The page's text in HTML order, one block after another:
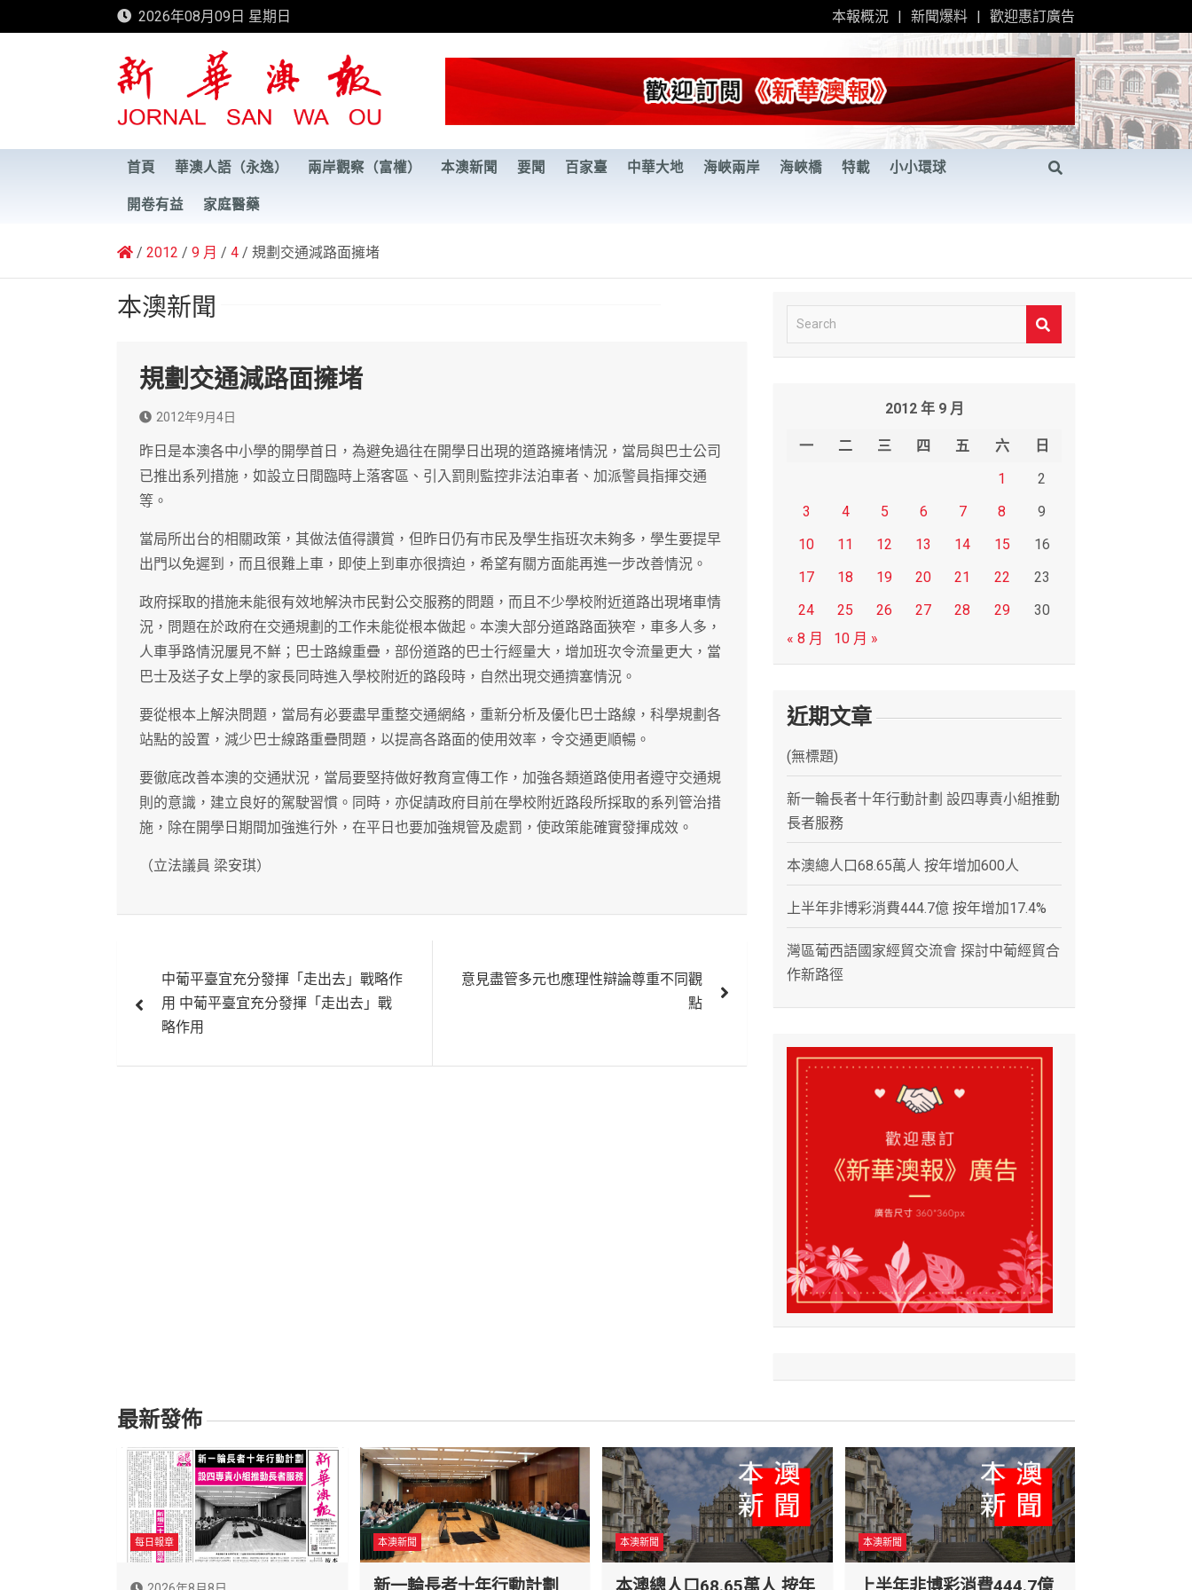
to
2026年08月09日 星期日 本報概況 新聞爆料 歡迎惠訂廣告
新華澳報
首頁 華澳人語（永逸） 兩岸觀察（富權） 本澳新聞 要聞 百家臺 中華大地 海峽兩岸 海峽橋 特載 小小環球
開卷有益 家庭醫藥
2012 9 月 4 規劃交通減路面擁堵
本澳新聞
規劃交通減路面擁堵
2012年9月4日
昨日是本澳各中小學的開學首日，為避免過往在開學日出現的道路擁堵情況，當局與巴士公司
已推出系列措施，如設立日間臨時上落客區、引入罰則監控非法泊車者、加派警員指揮交通
等。
當局所出台的相關政策，其做法值得讚賞，但昨日仍有市民及學生指班次未夠多，學生要提早
出門以免遲到，而且很難上車，即使上到車亦很擠迫，希望有關方面能再進一步改善情況。
政府採取的措施未能很有效地解決市民對公交服務的問題，而且不少學校附近道路出現堵車情
況，問題在於政府在交通規劃的工作未能從根本做起。本澳大部分道路路面狹窄，車多人多，
人車爭路情況屢見不鮮；巴士路線重疊，部份道路的巴士行經量大，增加班次令流量更大，當
巴士及送子女上學的家長同時進入學校附近的路段時，自然出現交通擠塞情況。
要從根本上解決問題，當局有必要盡早重整交通網絡，重新分析及優化巴士路線，科學規劃各
站點的設置，減少巴士線路重疊問題，以提高各路面的使用效率，令交通更順暢。
要徹底改善本澳的交通狀況，當局要堅持做好教育宣傳工作，加強各類道路使用者遵守交通規
則的意識，建立良好的駕駛習慣。同時，亦促請政府目前在學校附近路段所採取的系列管治措
施，除在開學日期間加強進行外，在平日也要加強規管及處罰，使政策能確實發揮成效。
（立法議員 梁安琪）
章
覽
中葡平臺宜充分發揮「走出去」戰略作
用 中葡平臺宜充分發揮「走出去」戰
略作用
意見盡管多元也應理性辯論尊重不同觀
點
e
2012 年 9 月
一 二 三 四 五 六
日
1
2
3
4 5 6 7 8
9
10
11 12 13 14 15
16
17
18 19 20 21 22
23
24
25 26 27 28 29
30
« 8 月
10 月 »
近期文章
(無標題)
新一輪長者十年行動計劃 設四專責小組推動
長者服務
本澳總人口68.65萬人 按年增加600人
上半年非博彩消費444.7億 按年增加17.4%
灣區葡西語國家經貿交流會 探討中葡經貿合
作新路徑
最新發佈
每日報章 本澳新聞 本澳新聞 本澳新聞